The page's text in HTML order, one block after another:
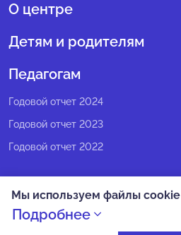
О центре
О нас
Структура регионального центра
Педагогический состав
Попечительский совет
Экспертный совет
СМИ о нас
Новости
Детям и родителям
Учебные интенсивные сборы
Календарь всех событий
Педагогам
Программы Веги
Программы Сириус
Методические рекомендации
Годовой отчет 2024
Годовой отчет 2023
Годовой отчет 2022
Политика конфиденциальности
Оплата
Мы используем файлы cookie
Подробнее